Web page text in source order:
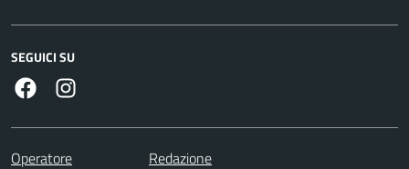
SEGUICI SU
Facebook
Operatore Redazione